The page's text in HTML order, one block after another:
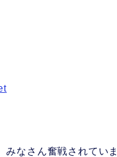
みなさん奮戦されてい